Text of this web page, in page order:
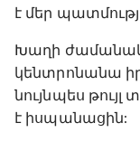
է մեր
Խաղի ժամանակ
կենտրոնանա իր
նույնպես թույլ
է իսպանացին: